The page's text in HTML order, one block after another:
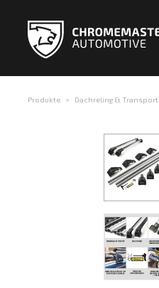
Produkte Dachreling & Transport